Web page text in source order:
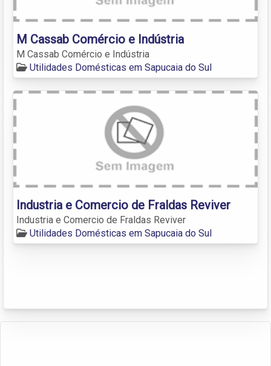
M Cassab Comércio e Indústria
M Cassab Comércio e Indústria
Utilidades Domésticas em Sapucaia do Sul
Industria e Comercio de Fraldas Reviver
Industria e Comercio de Fraldas Reviver
Utilidades Domésticas em Sapucaia do Sul